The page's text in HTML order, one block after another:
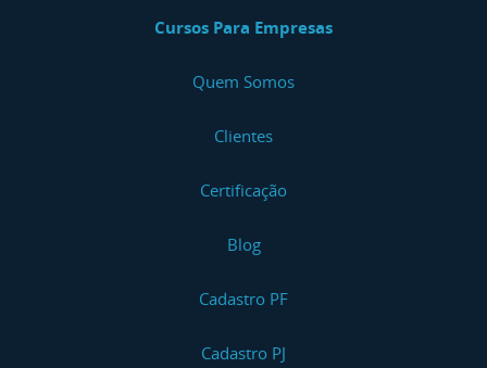
Cursos Para Empresas
Quem Somos
Clientes
Certificação
Blog
Cadastro PF
Cadastro PJ